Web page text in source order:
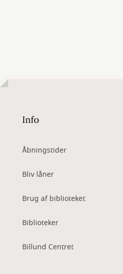
Info
Åbningstider
Bliv låner
Brug af biblioteket
Biblioteker
Billund Centret